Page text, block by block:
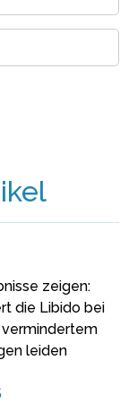
zeigen:
die Libido bei
vermindertem
leiden